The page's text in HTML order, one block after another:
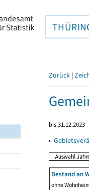
Zurück |
bis 31.12.2023
▸
Bestand an
ohne